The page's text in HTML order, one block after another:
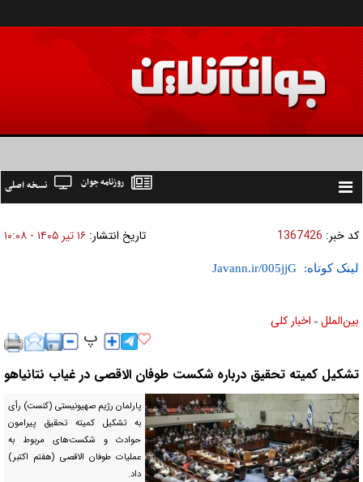
Toggle
نسخه اصلی روزنامه جوان
کد خبر: 1367426 تاریخ انتشار: ۱۶ تير ۱۴۰۵ - ۱۰:۰۸
لینک کوتاه:
بين‌الملل » اخبار كلی
تشکیل کمیته تحقیق درباره شکست طوفان الاقصی در غیاب نتانیاهو
پارلمان رژیم صهیونیستی (کنست) رأی
به تشکیل کمیته تحقیق پیرامون
حوادث و شکست‌های مربوط به
عملیات طوفان الاقصی (هفتم اکتبر)
داد.